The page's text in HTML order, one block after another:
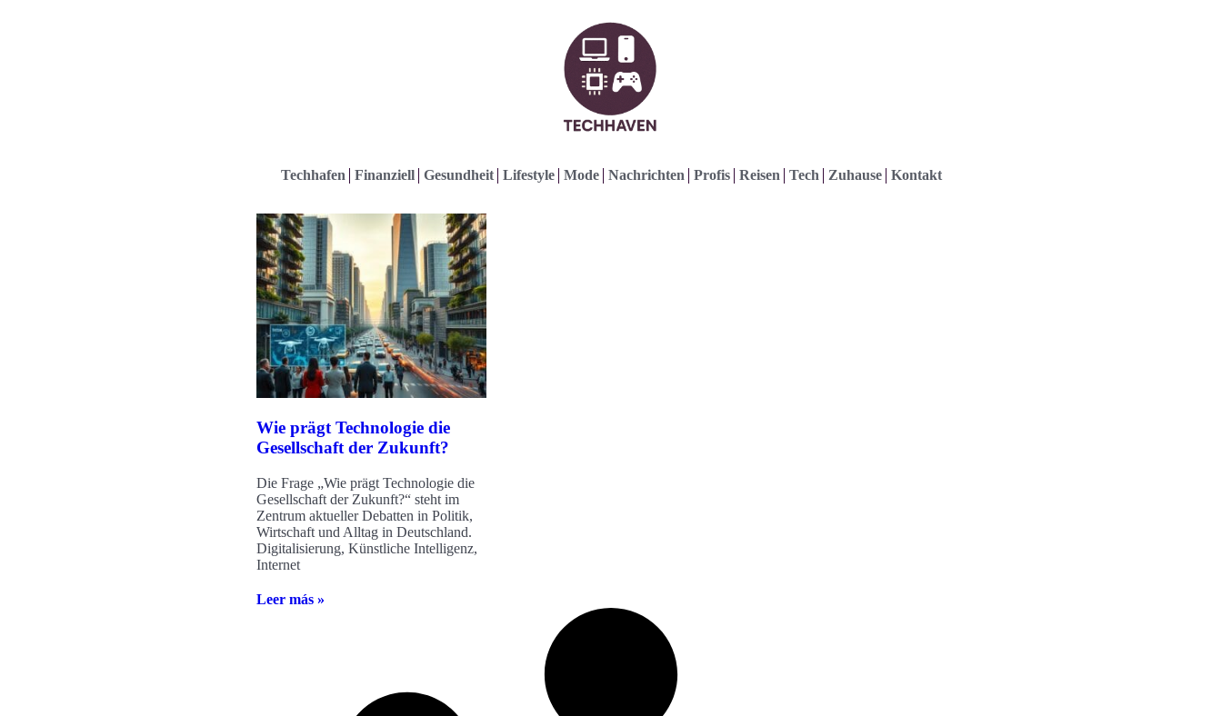
Techhafen Finanziell Gesundheit Lifestyle Mode Nachrichten Profis Reisen Tech Zuhause Kontakt
Wie prägt Technologie die
Gesellschaft der Zukunft?
Die Frage „Wie prägt Technologie die
Gesellschaft der Zukunft?“ steht im
Zentrum aktueller Debatten in Politik,
Wirtschaft und Alltag in Deutschland.
Digitalisierung, Künstliche Intelligenz,
Internet
Leer más »